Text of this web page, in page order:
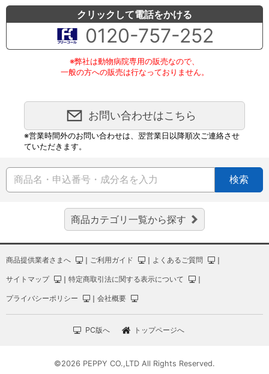
クリックして電話をかける
0120-757-252
※弊社は動物病院専用の販売なので、
一般の方への販売は行なっておりません。
お問い合わせはこちら
※営業時間外のお問い合わせは、翌営業日以降順次ご連絡させ
ていただきます。
検索
商品カテゴリ一覧から探す
商品提供業者さまへ ｜ ご利用ガイド ｜ よくあるご質問 ｜
サイトマップ ｜ 特定商取引法に関する表示について ｜
プライバシーポリシー ｜ 会社概要
PC版へ トップページへ
©2026 PEPPY CO.,LTD All Rights Reserved.